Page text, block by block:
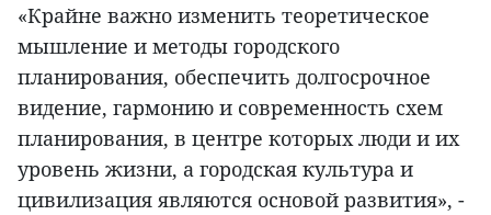
«Крайне важно изменить теоретическое
мышление и методы городского
планирования, обеспечить долгосрочное
видение, гармонию и современность схем
планирования, в центре которых люди и их
уровень жизни, а городская культура и
цивилизация являются основой развития», -